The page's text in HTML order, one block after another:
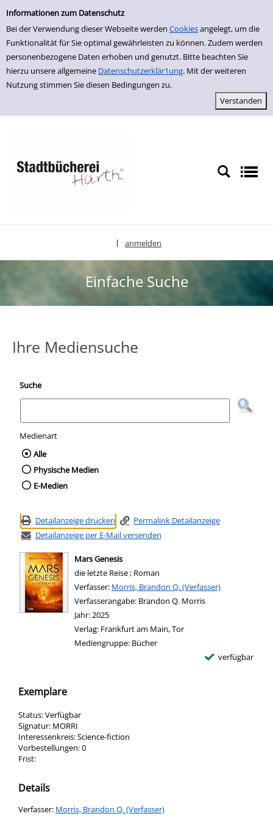
Einfache Suche
Informationen zum Datenschutz
Bei der Verwendung dieser Webseite werden Cookiesangelegt, um die
Funktionalität für Sie optimal gewährleisten zu können. Zudem werden
personenbezogene Daten erhoben und genutzt. Bitte beachten Sie
hierzu unsere allgemeine Datenschutzerklär1ung. Mit der weiteren
Nutzung stimmen Sie diesen Bedingungen zu.
zur Navigation springen
zum Inhalt springen
Zur Detailanzeige springen
anmelden
Einfache Suche
Ihre Mediensuche
Suche
Medienart
Wählen Sie die Medienart nach der Sie
Alle
Physische Medien
E-Medien
Detailanzeige drucken
Permalink Detailanzeige
Detailanzeige per E-Mail versenden
Mars Genesis
die letzte Reise ; Roman
Verfasser: Suche nach diesem Verfasser
Morris, Brandon Q. (Verfasser)
Verfasserangabe: Brandon Q. Morris
Jahr:2025
Verlag: Frankfurt am Main, Tor
Mediengruppe: Bücher
verfügbar
Exemplare
Status:Verfügbar
Signatur: MORRI
Interessenkreis:Science-fiction
Vorbestellungen:0
Frist:
Details
Verfasser: Suche nach diesem Verfasser
Morris, Brandon Q. (Verfasser)